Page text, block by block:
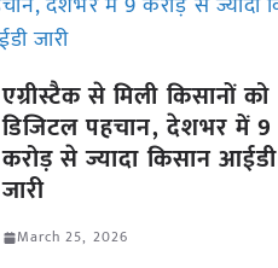
एग्रीस्टैक से मिली किसानों को
डिजिटल पहचान, देशभर में 9
करोड़ से ज्यादा किसान आईडी
जारी
March 25, 2026